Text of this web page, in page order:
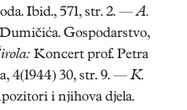
Ibid., 571, str. 2. —A.
Gospodarstvo,
Koncert prof. Petra
4(1944) 30, str. 9. — K.
i njihova djela.